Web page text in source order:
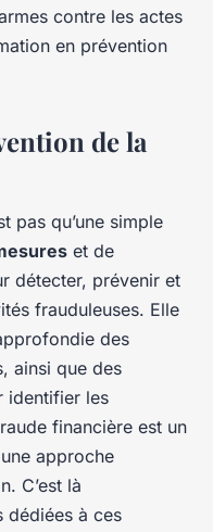
contre les actes
en prévention
de la
pas qu’une simple
et de
détecter, prévenir et
frauduleuses. Elle
des
ainsi que des
identifier les
financière est un
approche
C’est là
dédiées à ces